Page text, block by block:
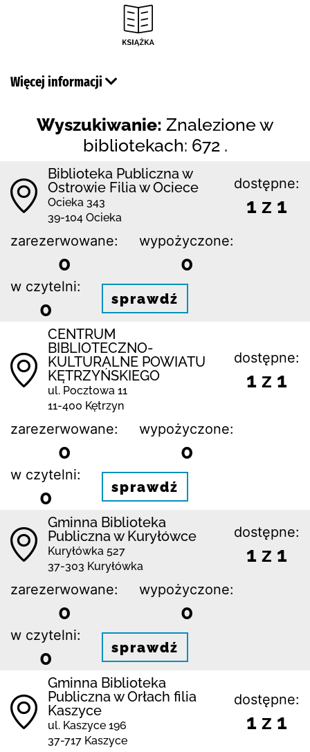
Więcej informacji
Wyszukiwanie: Znalezione w
bibliotekach: 672 .
Biblioteka Publiczna w
Ostrowie Filia w Ociece
Ocieka 343
39-104 Ocieka
dostępne:
1 z 1
zarezerwowane:
0
wypożyczone:
0
w czytelni:
0 sprawdź
CENTRUM
BIBLIOTECZNO-
KULTURALNE POWIATU
KĘTRZYŃSKIEGO
ul. Pocztowa 11
11-400 Kętrzyn
dostępne:
1 z 1
zarezerwowane:
0
wypożyczone:
0
w czytelni:
0 sprawdź
Gminna Biblioteka
Publiczna w Kuryłówce
Kuryłówka 527
37-303 Kuryłówka
dostępne:
1 z 1
zarezerwowane:
0
wypożyczone:
0
w czytelni:
0 sprawdź
Gminna Biblioteka
Publiczna w Orłach filia
Kaszyce
ul. Kaszyce 196
37-717 Kaszyce
dostępne:
1 z 1